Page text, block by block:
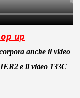
up
anche il video
e il video 133C